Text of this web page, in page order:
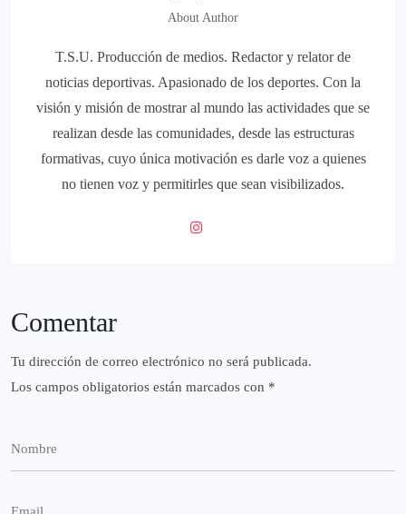
About Author
T.S.U. Producción de medios. Redactor y relator de
noticias deportivas. Apasionado de los deportes. Con la
visión y misión de mostrar al mundo las actividades que se
realizan desde las comunidades, desde las estructuras
formativas, cuyo única motivación es darle voz a quienes
no tienen voz y permitirles que sean visibilizados.
Comentar
Tu dirección de correo electrónico no será publicada.
Los campos obligatorios están marcados con *